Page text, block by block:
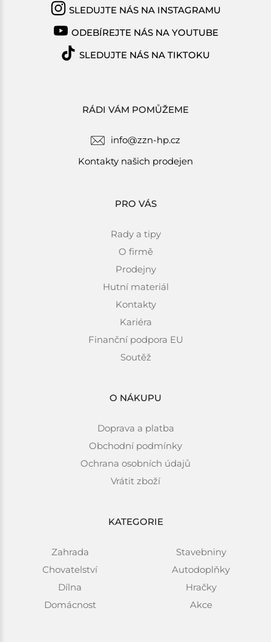
RÁDI VÁM POMŮŽEME
info@zzn-hp.cz
Kontakty našich prodejen
PRO VÁS
Rady a tipy
O firmě
Prodejny
Hutní materiál
Kontakty
Kariéra
Finanční podpora EU
Soutěž
O NÁKUPU
Doprava a platba
Obchodní podmínky
Ochrana osobních údajů
Vrátit zboží
KATEGORIE
Zahrada
Chovatelství
Dílna
Domácnost
Stavebniny
Autodoplňky
Hračky
Akce
SLEDUJTE NÁS NA INSTAGRAMU
ODEBÍREJTE NÁS NA YOUTUBE
SLEDUJTE NÁS NA TIKTOKU